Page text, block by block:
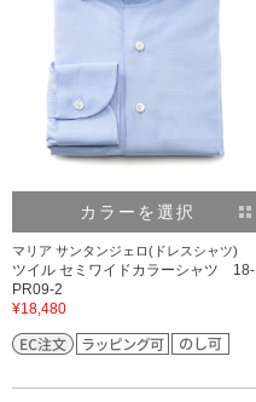
カラーを選択
マリア サンタンジェロ(ドレスシャツ)
ツイル セミワイドカラーシャツ 18-
PR09-2
¥18,480